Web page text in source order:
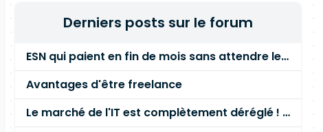
Derniers posts sur le forum
ESN qui paient en fin de mois sans attendre le paiement client ?
Avantages d'être freelance
Le marché de l'IT est complètement déréglé ! STOP à cette mascarade ! Il faut s'unir et résister !